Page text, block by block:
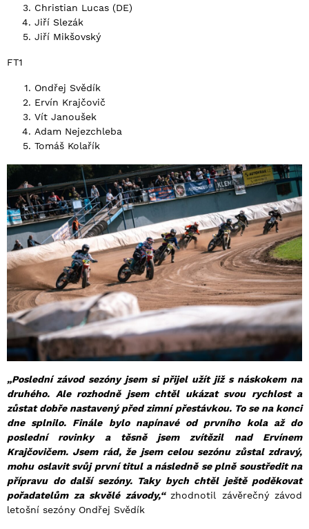
Christian Lucas (DE)
Jiří Slezák
Jiří Mikšovský
FT1
Ondřej Svědík
Ervín Krajčovič
Vít Janoušek
Adam Nejezchleba
Tomáš Kolařík
„Poslední závod sezóny jsem si přijel užít již s náskokem na
druhého. Ale rozhodně jsem chtěl ukázat svou rychlost a
zůstat dobře nastavený před zimní přestávkou. To se na konci
dne splnilo. Finále bylo napínavé od prvního kola až do
poslední rovinky a těsně jsem zvítězil nad Ervínem
Krajčovičem. Jsem rád, že jsem celou sezónu zůstal zdravý,
mohu oslavit svůj první titul a následně se plně soustředit na
přípravu do další sezóny. Taky bych chtěl ještě poděkovat
pořadatelům za skvělé závody,“ zhodnotil závěrečný závod
letošní sezóny Ondřej Svědík